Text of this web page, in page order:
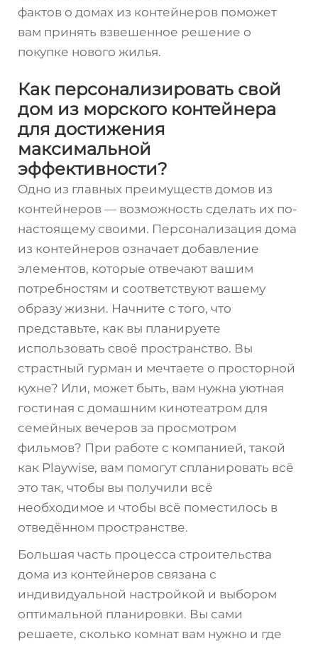
фактов о домах из контейнеров поможет
вам принять взвешенное решение о
покупке нового жилья.
Как персонализировать свой
дом из морского контейнера
для достижения
максимальной
эффективности?
Одно из главных преимуществ домов из
контейнеров — возможность сделать их по-
настоящему своими. Персонализация дома
из контейнеров означает добавление
элементов, которые отвечают вашим
потребностям и соответствуют вашему
образу жизни. Начните с того, что
представьте, как вы планируете
использовать своё пространство. Вы
страстный гурман и мечтаете о просторной
кухне? Или, может быть, вам нужна уютная
гостиная с домашним кинотеатром для
семейных вечеров за просмотром
фильмов? При работе с компанией, такой
как Playwise, вам помогут спланировать всё
это так, чтобы вы получили всё
необходимое и чтобы всё поместилось в
отведённом пространстве.
Большая часть процесса строительства
дома из контейнеров связана с
индивидуальной настройкой и выбором
оптимальной планировки. Вы сами
решаете, сколько комнат вам нужно и где